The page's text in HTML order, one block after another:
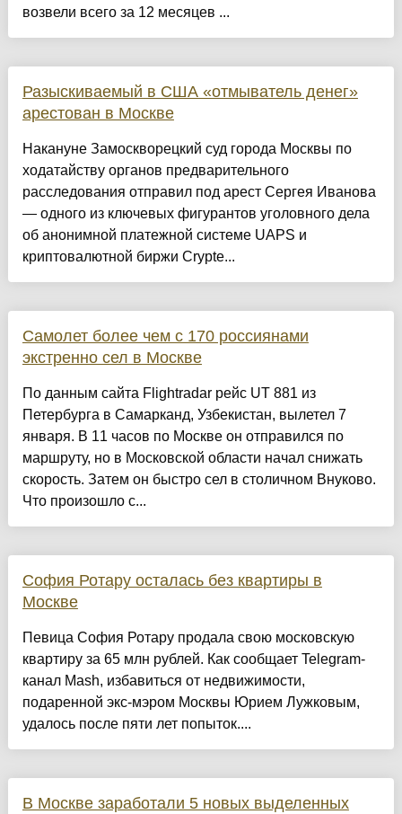
возвели всего за 12 месяцев ...
Разыскиваемый в США «отмыватель денег»
арестован в Москве
Накануне Замоскворецкий суд города Москвы по
ходатайству органов предварительного
расследования отправил под арест Сергея Иванова
— одного из ключевых фигурантов уголовного дела
об анонимной платежной системе UAPS и
криптовалютной биржи Crypte...
Самолет более чем с 170 россиянами
экстренно сел в Москве
По данным сайта Flightradar рейс UT 881 из
Петербурга в Самарканд, Узбекистан, вылетел 7
января. В 11 часов по Москве он отправился по
маршруту, но в Московской области начал снижать
скорость. Затем он быстро сел в столичном Внуково.
Что произошло с...
София Ротару осталась без квартиры в
Москве
Певица София Ротару продала свою московскую
квартиру за 65 млн рублей. Как сообщает Telegram-
канал Mash, избавиться от недвижимости,
подаренной экс-мэром Москвы Юрием Лужковым,
удалось после пяти лет попыток....
В Москве заработали 5 новых выделенных